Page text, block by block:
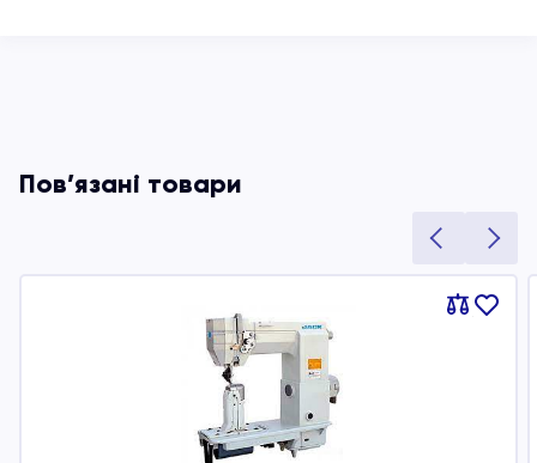
Пов’язані товари
Порівняти
В